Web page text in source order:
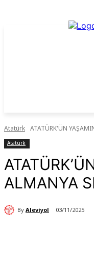
Atatürk ATATÜRK'ÜN
Atatürk
ALMANYA
By Aleviyol 03/11/2025